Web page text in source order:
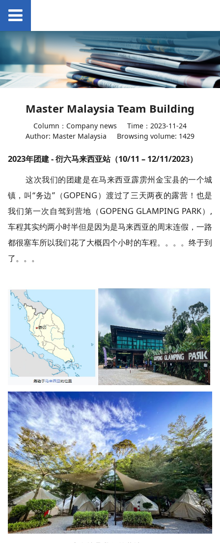
Master Malaysia Team Building
Column：Company news
Time：2023-11-24
Author: Master Malaysia
Browsing volume: 1429
2023年团建 - 衍六马来西亚站（10/11 – 12/11/2023）
这次我们的团建是在马来西亚霹雳州金宝县的一个城
镇，叫“务边”（GOPENG）渡过了三天两夜的露营！也是
我们第一次自驾到营地（GOPENG GLAMPING PARK）,
车程其实约两小时半但是因为是马来西亚的周末连假，一路
都很塞车所以我们花了大概四个小时的车程。。。。终于到
了。。。